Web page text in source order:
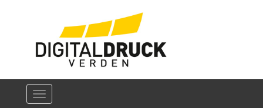
Navigation ein-/ausblenden